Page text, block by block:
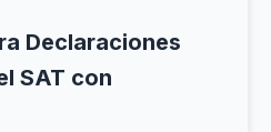
Declaraciones
SAT con